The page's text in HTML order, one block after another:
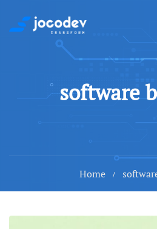
software
Home